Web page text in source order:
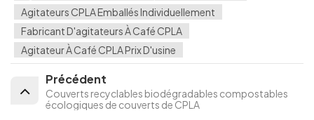
Agitateurs CPLA Emballés Individuellement
Fabricant D'agitateurs À Café CPLA
Agitateur À Café CPLA Prix D'usine
Précédent
Couverts recyclables biodégradables compostables
écologiques de couverts de CPLA